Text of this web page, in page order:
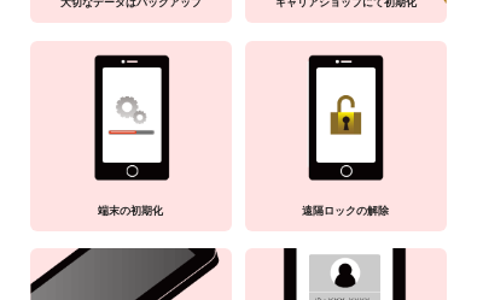
大切なデータはバックアップ
キャリアショップにて初期化
端末の初期化 遠隔ロックの解除